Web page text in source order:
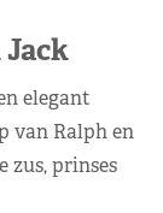
elegant
van Ralph en
zus, prinses